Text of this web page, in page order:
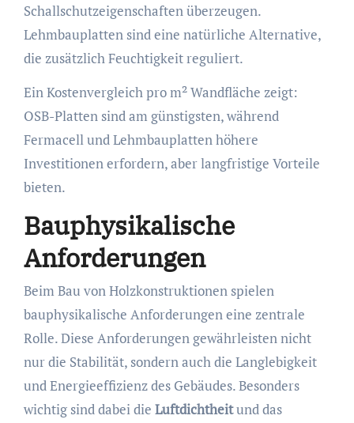
Schallschutzeigenschaften überzeugen.
Lehmbauplatten sind eine natürliche Alternative,
die zusätzlich Feuchtigkeit reguliert.
Ein Kostenvergleich pro m² Wandfläche zeigt:
OSB-Platten sind am günstigsten, während
Fermacell und Lehmbauplatten höhere
Investitionen erfordern, aber langfristige Vorteile
bieten.
Bauphysikalische
Anforderungen
Beim Bau von Holzkonstruktionen spielen
bauphysikalische Anforderungen eine zentrale
Rolle. Diese Anforderungen gewährleisten nicht
nur die Stabilität, sondern auch die Langlebigkeit
und Energieeffizienz des Gebäudes. Besonders
wichtig sind dabei die Luftdichtheitund das